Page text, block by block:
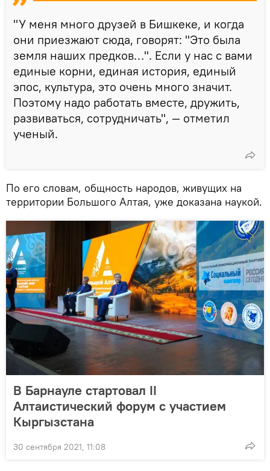
"У меня много друзей в Бишкеке, и когда
они приезжают сюда, говорят: "Это была
земля наших предков…". Если у нас с вами
единые корни, единая история, единый
эпос, культура, это очень много значит.
Поэтому надо работать вместе, дружить,
развиваться, сотрудничать", — отметил
ученый.
По его словам, общность народов, живущих на
территории Большого Алтая, уже доказана наукой.
В Барнауле стартовал II
Алтаистический форум с участием
Кыргызстана
30 сентября 2021, 11:08